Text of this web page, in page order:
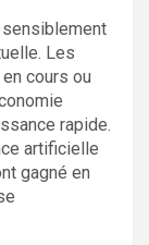
Les
cours ou
rapide.
artificielle
gagné en